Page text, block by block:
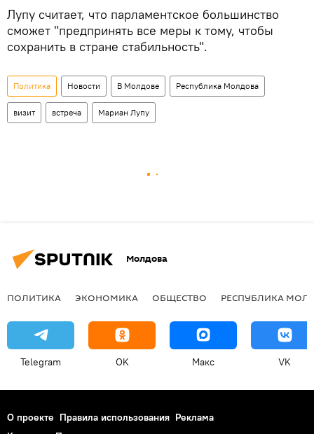
Лупу считает, что парламентское большинство
сможет "предпринять все меры к тому, чтобы
сохранить в стране стабильность".
Политика Новости В Молдове Республика Молдова
визит встреча Мариан Лупу
Молдова
ПОЛИТИКА ЭКОНОМИКА ОБЩЕСТВО РЕСПУБЛИКА
Telegram OK Макс VK
О проекте Правила использования Реклама